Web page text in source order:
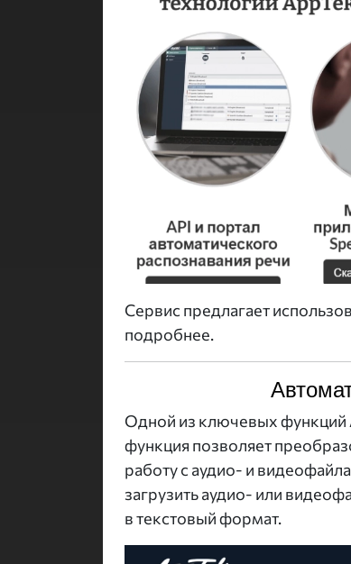
Сервис предлагает
подробнее.
Одной из ключевых функций
функция позволяет
работу с аудио- и
загрузить аудио- или
в текстовый формат.